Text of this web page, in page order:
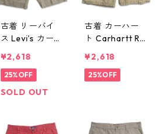
古着 リーバイ
ス Levi's カーゴ
ハーフパンツ
ベージュ 表
記：W30 gd4
¥2,618
25%OFF
SOLD OUT
古着 カーハー
ト Carhartt RE
ゴショートパン
ツ ハーフパン
¥2,618
25%OFF